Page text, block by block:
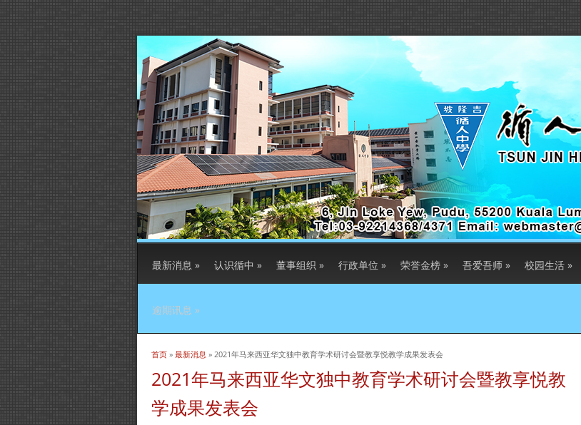
最新消息 » 认识循中 » 董事组织 » 行政单位 » 荣誉金榜 » 吾爱吾师 » 校园生活 »
逾期讯息 »
当前位置
首页 » 最新消息 » 2021年马来西亚华文独中教育学术研讨会暨教享悦教学成果发表会
2021年马来西亚华文独中教育学术研讨会暨教享悦教
学成果发表会